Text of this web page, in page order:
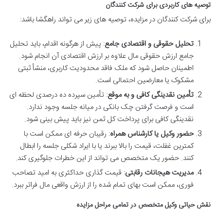
توصیه های کاربردی برای شرکت کنندگان
برای شرکت کنندگان در مزایده، توصیه های زیر می تواند راهگشا باشد:
تحلیل حقوقی و اقتصادی جامع: پیش از هرگونه اقدام، باید تحلیل
جامع ارزش حقوقی مال علاوه بر ارزش اقتصادی آن انجام شود.
اطمینان حاصل شود که ملک فاقد محدودیت کاربری، منشأ ثبتی
مشکوک یا معارضین احتمالی است.
تأمین نقدینگی کافی و به موقع: تأمین سپرده ده درصدی لحظه ای
است و فرصت گرفتن چک بانکی در میانه جلسه وجود ندارد.
نقدینگی کافی برای پرداخت کل ثمن نیز باید پیش بینی شود.
حضور وکیل یا کارشناس همراه: رقیبان حرفه ای ممکن است با
کمترین غفلت، قیمت را بالا ببرند یا با ایراد شکلی جلسه را ابطال
کنند. حضور یک متخصص می تواند از این خطرات جلوگیری کند.
مدیریت هیجانات رقابتی: قیمت گذاری حداکثری به امید تصاحب
فوری، ممکن است بهای تمام شده را از ارزش واقعی مال فراتر ببرد.
نقش حیاتی وکیل متخصص در تمامی مراحل مزایده